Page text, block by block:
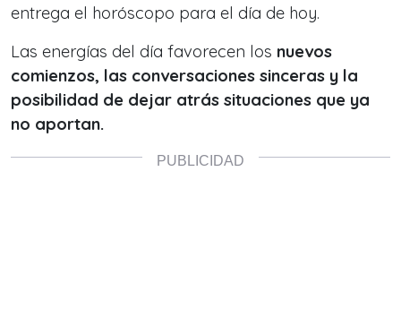
entrega el horóscopo para el día de hoy.
Las energías del día favorecen los nuevos
comienzos, las conversaciones sinceras y la
posibilidad de dejar atrás situaciones que ya
no aportan.